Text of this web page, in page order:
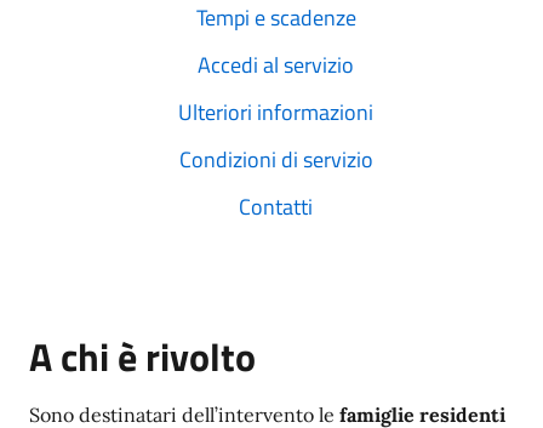
Tempi e scadenze
Accedi al servizio
Ulteriori informazioni
Condizioni di servizio
Contatti
A chi è rivolto
Sono destinatari dell’intervento le famiglie residenti